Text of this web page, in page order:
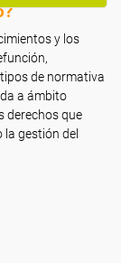
y los
de normativa
a ámbito
derechos que
gestión del